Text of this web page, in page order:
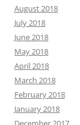
August 2018
July 2018
June 2018
May 2018
April 2018
March 2018
February 2018
January 2018